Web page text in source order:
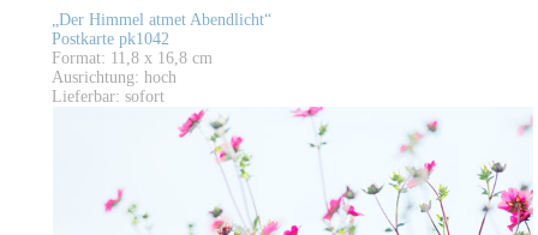
„Der Himmel atmet Abendlicht“
Postkarte pk1042
Format: 11,8 x 16,8 cm
Ausrichtung: hoch
Lieferbar: sofort